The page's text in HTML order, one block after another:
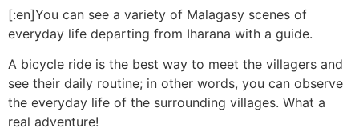
[:en]You can see a variety of Malagasy scenes of
everyday life departing from Iharana with a guide.
A bicycle ride is the best way to meet the villagers and
see their daily routine; in other words, you can observe
the everyday life of the surrounding villages. What a
real adventure!